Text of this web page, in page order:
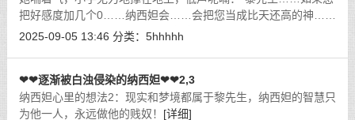
把好感度加几个0……纳西妲会……会把您当成比天还高的神……
齁哦哦❤，纳西妲的灵魂都会为您燃烧……“她的小穴不自觉地收
2025-09-05 13:46 分类： 5hhhhh
❤❤逐渐被白浊侵染的纳西妲❤❤2,3
纳西妲心里的想法2：现实和梦境都属于黎先生，纳西妲的智慧只
为他一人，永远做他的贱奴！ [详细]